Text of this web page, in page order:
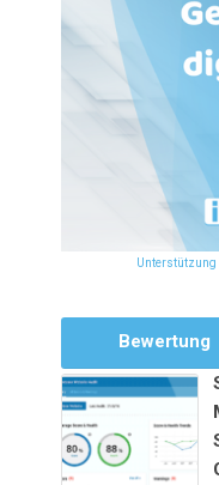
Unterstützung
Bewertung